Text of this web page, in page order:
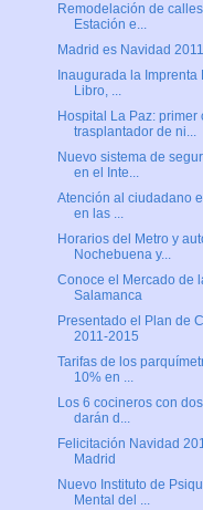
Remodelación de
Estación e...
Madrid es Navidad 2011
Inaugurada la Imprenta
Libro, ...
Hospital La Paz: primer
trasplantador de ni...
Nuevo sistema de
en el Inte...
Atención al ciudadano
en las ...
Horarios del Metro y
Nochebuena y...
Conoce el Mercado de
Salamanca
Presentado el Plan de
2011-2015
Tarifas de los
10% en ...
Los 6 cocineros con
darán d...
Felicitación Navidad
Madrid
Nuevo Instituto de
Mental del ...